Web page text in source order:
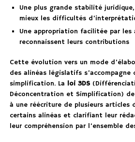
Une plus grande stabilité
mieux les difficultés
Une appropriation facilitée par
reconnaissent leurs contributions
Cette évolution vers un mode
des alinéas législatifs s’accompagne
simplification. La loi 3DS
Déconcentration et Simplification)
à une réécriture de plusieurs articles
certains alinéas et clarifiant leur
leur compréhension par l’ensemble